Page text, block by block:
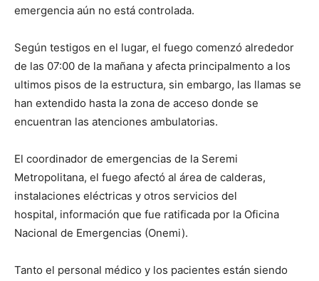
emergencia aún no está controlada.
Según testigos en el lugar, el fuego comenzó alrededor
de las 07:00 de la mañana y afecta principalmento a los
ultimos pisos de la estructura, sin embargo, las llamas se
han extendido hasta la zona de acceso donde se
encuentran las atenciones ambulatorias.
El coordinador de emergencias de la Seremi
Metropolitana, el fuego afectó al área de calderas,
instalaciones eléctricas y otros servicios del
hospital, información que fue ratificada por la Oficina
Nacional de Emergencias (Onemi).
Tanto el personal médico y los pacientes están siendo